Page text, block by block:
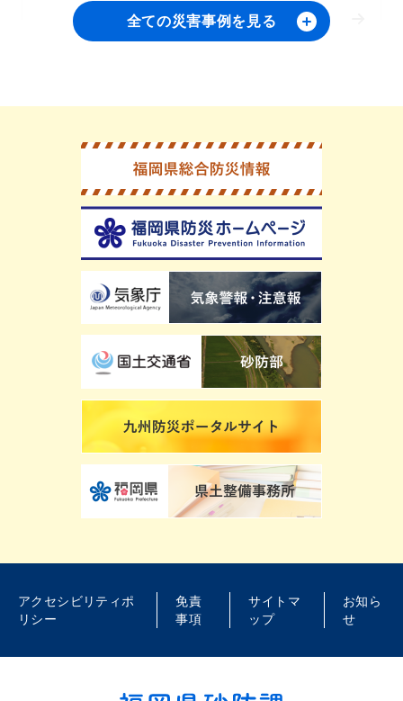
福岡県太宰府市、宇美町、飯塚市(旧筑穂町)他
風倒木災害
平成3年（1991年）
福岡県内各地(八女郡星野村、浮羽郡田主丸町、
田川郡添田町、築上郡大平村他)
四王寺・三郡山系災害
平成15年（2003年）
福岡県太宰府市、宇美町、飯塚市(旧筑穂町)他
福岡県西方沖地震
平成17年（2005年）
福岡県福岡市西区玄界島 他
中国・九州北部豪雨
平成21年（2009年）
九州北部豪雨
平成24年（2012年）
添田町、朝倉市、うきは市、八女市)
全ての災害事例を見る
アクセシビリティポ
リシー
免責
事項
サイトマ
ップ
お知ら
せ